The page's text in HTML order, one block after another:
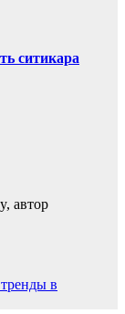
ситикара
автор
в